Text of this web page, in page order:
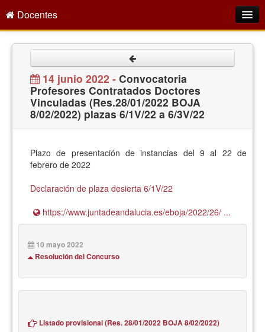
Docentes
Empleo Público
Gestión PDI
Formación y Evaluación
Acción Social
Directorio
14 junio 2022 - Convocatoria
Profesores Contratados Doctores
Vinculadas (Res.28/01/2022 BOJA
8/02/2022) plazas 6/1V/22 a 6/3V/22
Plazo de presentación de instancias del 9 al 22 de
febrero de 2022
Declaración de plaza desierta 6/1V/22
https://www.juntadeandalucia.es/eboja/2022/26/ ...
10 mayo 2022
Resolución del Concurso
Listado provisional (Res. 28/01/2022 BOJA 8/02/2022)